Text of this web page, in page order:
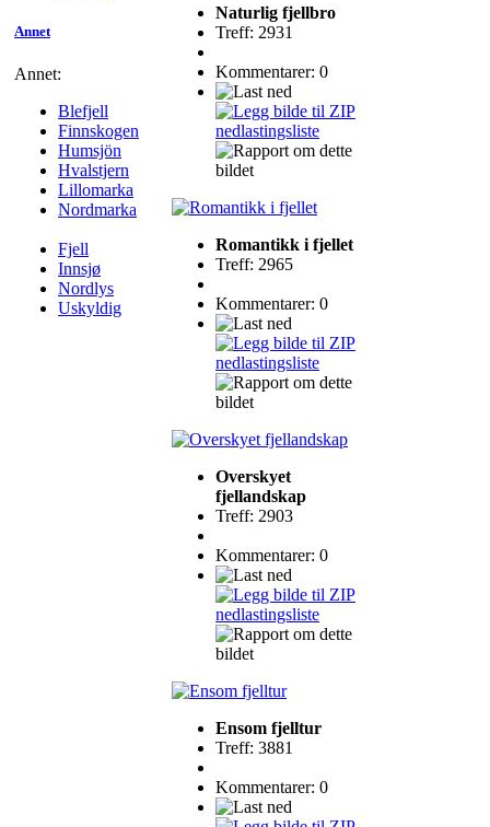
Annet
Annet:
Blefjell
Finnskogen
Humsjön
Hvalstjern
Lillomarka
Nordmarka
Fjell
Innsjø
Nordlys
Uskyldig
Naturlig fjellbro
Treff: 2931
Kommentarer: 0
Romantikk i fjellet
Treff: 2965
Kommentarer: 0
Overskyet
fjellandskap
Treff: 2903
Kommentarer: 0
Ensom fjelltur
Treff: 3881
Kommentarer: 0